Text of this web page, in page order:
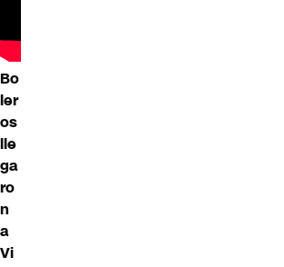
Bo
ler
os
lle
ga
ro
n
a
Vi